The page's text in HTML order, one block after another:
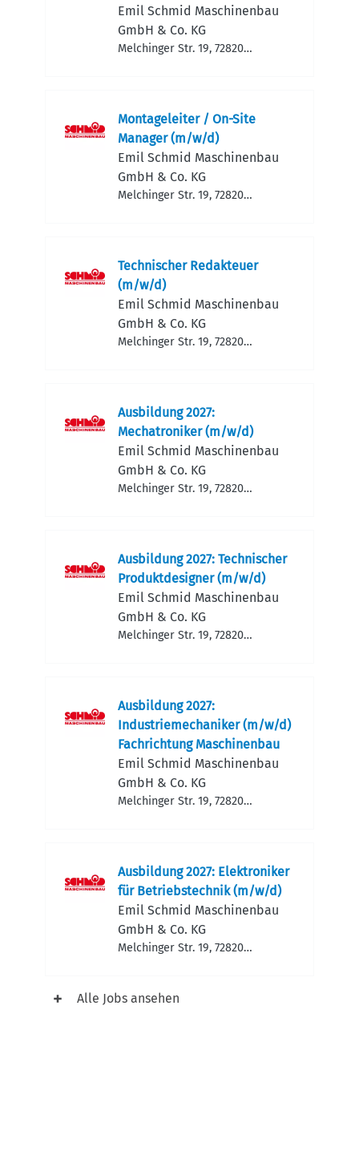
Emil Schmid Maschinen­bau
GmbH & Co. KG
Melchinger Str. 19, 72820
Montageleiter / On-Site
Manager (m/w/d)
Emil Schmid Maschinen­bau
GmbH & Co. KG
Melchinger Str. 19, 72820
Technischer Redakteuer
(m/w/d)
Emil Schmid Maschinen­bau
GmbH & Co. KG
Melchinger Str. 19, 72820
Ausbildung 2027:
Mechatroniker (m/w/d)
Emil Schmid Maschinen­bau
GmbH & Co. KG
Melchinger Str. 19, 72820
Ausbildung 2027: Technischer
Produktdesigner (m/w/d)
Emil Schmid Maschinen­bau
GmbH & Co. KG
Melchinger Str. 19, 72820
Ausbildung 2027:
Industriemechaniker (m/w/d)
Fachrichtung Maschinenbau
Emil Schmid Maschinen­bau
GmbH & Co. KG
Melchinger Str. 19, 72820
Ausbildung 2027: Elektroniker
für Betriebstechnik (m/w/d)
Emil Schmid Maschinen­bau
GmbH & Co. KG
Melchinger Str. 19, 72820
Alle Jobs ansehen